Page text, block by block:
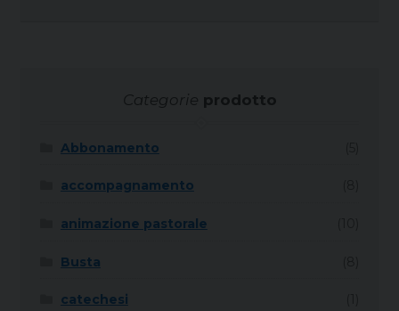
Categorie prodotto
Abbonamento
accompagnamento
animazione pastorale
Busta
catechesi